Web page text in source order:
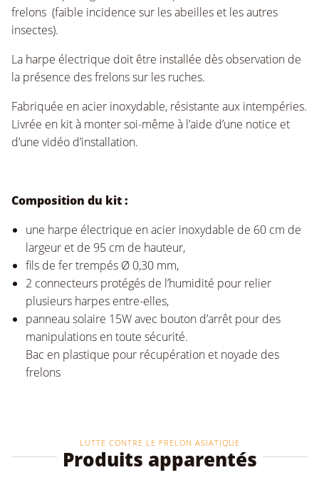
frelons (faible incidence sur les abeilles et les autres
insectes).
La harpe électrique doit être installée dès observation de
la présence des frelons sur les ruches.
Fabriquée en acier inoxydable, résistante aux intempéries.
Livrée en kit à monter soi-même à l’aide d’une notice et
d’une vidéo d’installation.
Composition du kit :
une harpe électrique en acier inoxydable de 60 cm de
largeur et de 95 cm de hauteur,
fils de fer trempés Ø 0,30 mm,
2 connecteurs protégés de l’humidité pour relier
plusieurs harpes entre-elles,
panneau solaire 15W avec bouton d’arrêt pour des
manipulations en toute sécurité.
Bac en plastique pour récupération et noyade des
frelons
LUTTE CONTRE LE FRELON ASIATIQUE
Produits apparentés